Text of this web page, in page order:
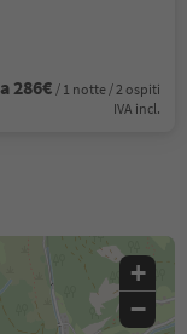
286€ / 1 notte / 2 ospiti
IVA incl.
+
−